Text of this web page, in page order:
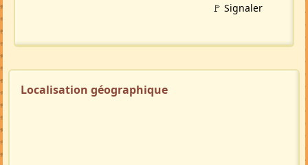
🚩 Signaler
Localisation géographique